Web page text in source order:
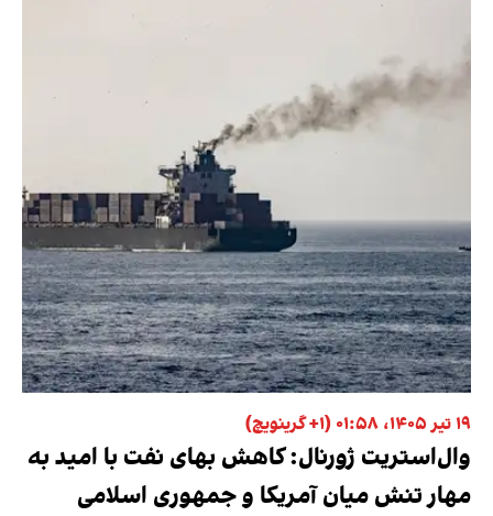
۱۹ تیر ۱۴۰۵، ۰۱:۵۸ (‎+۱ گرینویچ)
وال‌استریت ژورنال: کاهش بهای نفت با امید به
مهار تنش میان آمریکا و جمهوری اسلامی